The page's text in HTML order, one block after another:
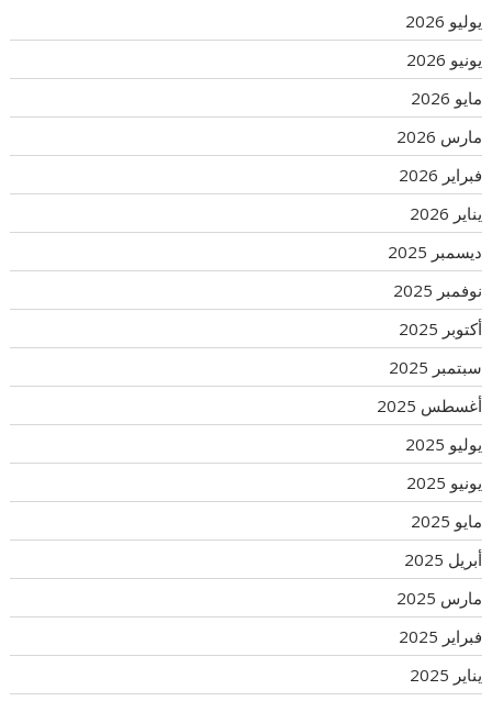
يوليو 2026
يونيو 2026
مايو 2026
مارس 2026
فبراير 2026
يناير 2026
ديسمبر 2025
نوفمبر 2025
أكتوبر 2025
سبتمبر 2025
أغسطس 2025
يوليو 2025
يونيو 2025
مايو 2025
أبريل 2025
مارس 2025
فبراير 2025
يناير 2025